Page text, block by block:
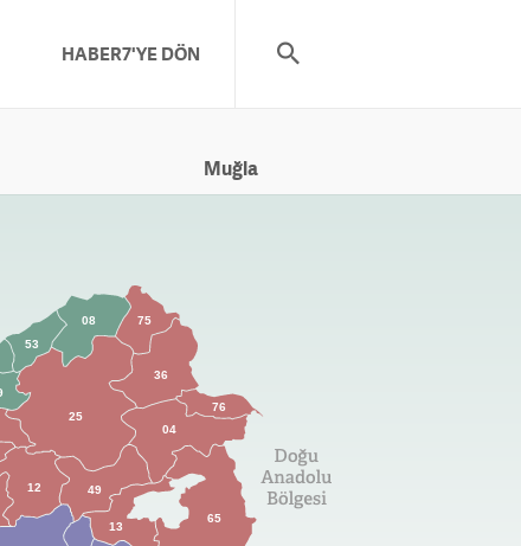
HABER7'YE DÖN
04
08
12
13
25
36
49
53
65
75
76